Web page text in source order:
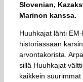
Slovenian,
Marinon kanssa.
Huuhkajat lähti
historiassaan
arvontakorista.
sillä Huuhkajat
kaikkein